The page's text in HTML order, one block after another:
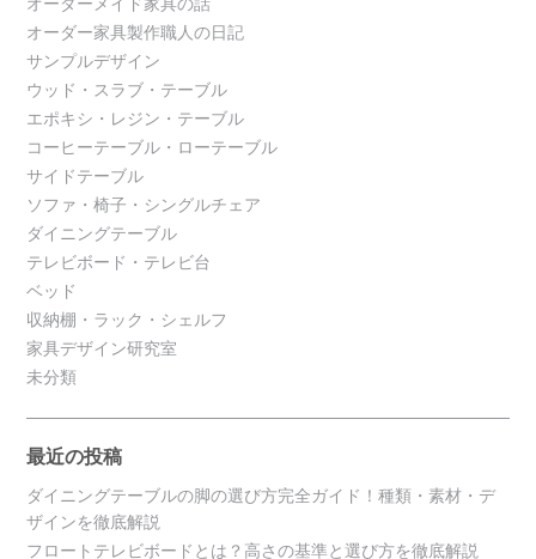
オーダー家具製作職人の日記
サンプルデザイン
ウッド・スラブ・テーブル
エポキシ・レジン・テーブル
コーヒーテーブル・ローテーブル
サイドテーブル
ソファ・椅子・シングルチェア
ダイニングテーブル
テレビボード・テレビ台
ベッド
収納棚・ラック・シェルフ
家具デザイン研究室
未分類
最近の投稿
ダイニングテーブルの脚の選び方完全ガイド！種類・素材・デ
ザインを徹底解説
フロートテレビボードとは？高さの基準と選び方を徹底解説